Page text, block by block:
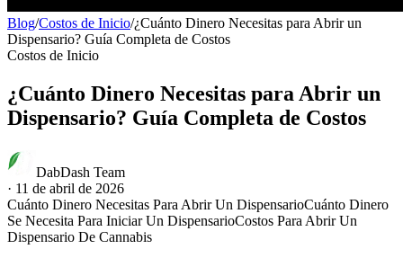
Blog/Costos de Inicio/¿Cuánto Dinero Necesitas para Abrir un
Dispensario? Guía Completa de Costos
Costos de Inicio
¿Cuánto Dinero Necesitas para Abrir un
Dispensario? Guía Completa de Costos
DabDash Team
· 11 de abril de 2026
Cuánto Dinero Necesitas Para Abrir Un DispensarioCuánto Dinero
Se Necesita Para Iniciar Un DispensarioCostos Para Abrir Un
Dispensario De Cannabis